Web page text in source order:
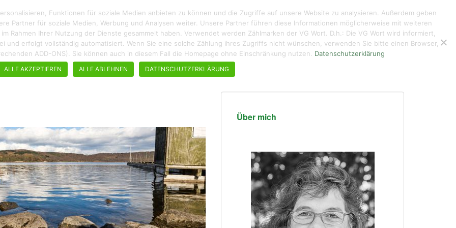
ROADTRIPS WANDERN STÄDTEBUMMEL REZEPTE KUNTERBUNTES ÜBER MICH DE/EN KONTAKT
Über mich
Funktionen für soziale Medien anbieten zu können und die Zugriffe auf unsere Website zu analysieren. Außerdem geben
Partner für soziale Medien, Werbung und Analysen weiter. Unsere Partner führen diese Informationen möglicherweise mit weiteren
Rahmen Ihrer Nutzung der Dienste gesammelt haben. Verwendet werden Zählmarken der VG Wort. D.h.: Die VG Wort wird informiert,
erfolgt vollständig automatisiert. Wenn Sie eine solche Zählung ihres Zugriffs nicht wünschen, verwenden Sie bitte einen Browser,
ADD-ONS). Sie können auch in diesem Fall die Homepage ohne Einschränkung nutzen. Datenschutzerklärung
ALLE AKZEPTIEREN ALLE ABLEHNEN DATENSCHUTZERKLÄRUNG